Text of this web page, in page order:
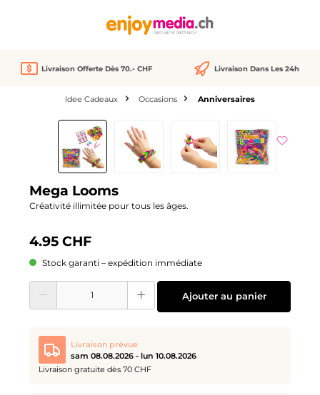
Livraison Offerte Dès 70.- CHF Livraison Dans Les 24h
Idee Cadeaux Occasions Anniversaires
Ignorer la galerie d'images
Mega Looms
Créativité illimitée pour tous les âges.
4.95 CHF
Stock garanti – expédition immédiate
Quantité de produit : Entrez la quantité souhaitée ou utilisez les boutons
Ajouter au panier
Livraison prévue
sam 08.08.2026 - lun 10.08.2026
Livraison gratuite dès 70 CHF